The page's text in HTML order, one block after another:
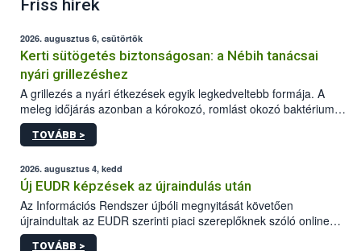
Friss hírek
2026. augusztus 6, csütörtök
Kerti sütögetés biztonságosan: a Nébih tanácsai
nyári grillezéshez
A grillezés a nyári étkezések egyik legkedveltebb formája. A
meleg időjárás azonban a kórokozó, romlást okozó baktériumok
gyorsabb szaporodásának is kedvez. A szabadtéri sütögetés
ezért nem csupán a megfelelő sütési technikáról szól: legalább
higiéniai szabályok betartása, a megfelelő hőkezelés, valamint a
maradékok szakszerű tárolása. A Nemzeti Élelmiszerlánc-
biztonsági Hivatal (Nébih) Oktatási Programja összegyűjtötte a
biztonságos grillezés legfontosabb tudnivalóit.
TOVÁBB >
2026. augusztus 4, kedd
Új EUDR képzések az újraindulás után
Az Információs Rendszer újbóli megnyitását követően
újraindultak az EUDR szerinti piaci szereplőknek szóló online
képzések.
TOVÁBB >